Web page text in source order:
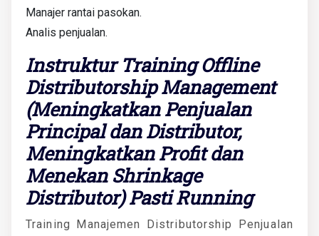
Manajer rantai pasokan.
Analis penjualan.
Instruktur Training Offline
Distributorship Management
(Meningkatkan Penjualan
Principal dan Distributor,
Meningkatkan Profit dan
Menekan Shrinkage
Distributor) Pasti Running
Training Manajemen Distributorship Penjualan